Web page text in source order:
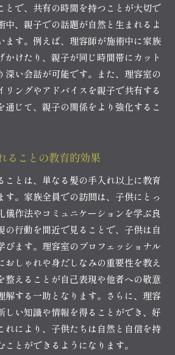
とで、共有の時間を持つことが大切で
中、親子での話題が自然と生まれるよ
ます。例えば、理容師が施術中に家族
かけたり、親子が同じ時間帯にカット
深い会話が可能です。また、理容室の
リングやアドバイスを親子で共有する
通じて、親子の関係をより強化するこ
ることの教育的効果
ことは、単なる髪の手入れ以上に教育
す。家族全員での訪問は、子供にとっ
儀作法やコミュニケーションを学ぶ良
の行動を間近で見ることで、子供は自
びます。理容室のプロフェッショナル
おしゃれや身だしなみの重要性を教え
整えることが自己表現や他者への敬意
解する一助となります。さらに、理容
しい知識や情報を得ることができ、好
れにより、子供たちは自然と自信を持
ことができるようになります。